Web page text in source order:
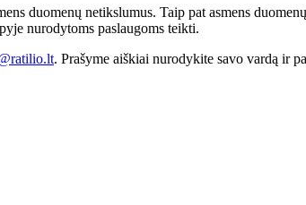
duomenų netikslumus. Taip pat asmens
nurodytoms paslaugoms teikti.
. Prašyme aiškiai nurodykite savo vardą ir